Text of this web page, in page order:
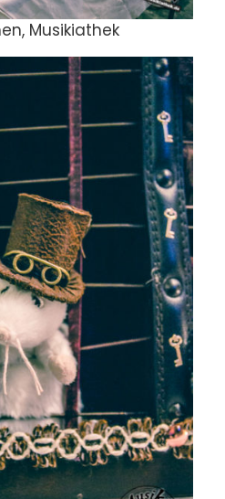
Musikiathek